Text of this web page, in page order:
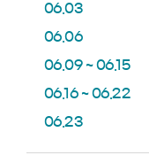
06.03
06.06
06.09 ~ 06.15
06.16 ~ 06.22
06.23